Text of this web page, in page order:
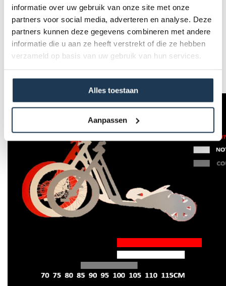
informatie over uw gebruik van onze site met onze
partners voor social media, adverteren en analyse. Deze
partners kunnen deze gegevens combineren met andere
informatie die u aan ze heeft verstrekt of die ze hebben
verzameld op basis van uw gebruik van hun services.
Alles toestaan
Aanpassen
Underworld:
voor kinderen vanaf 12 jaar
-Notorious:zelfde formaat als de Underworld. De
Notorious is wel configureerbaar
Vanguard wielen.